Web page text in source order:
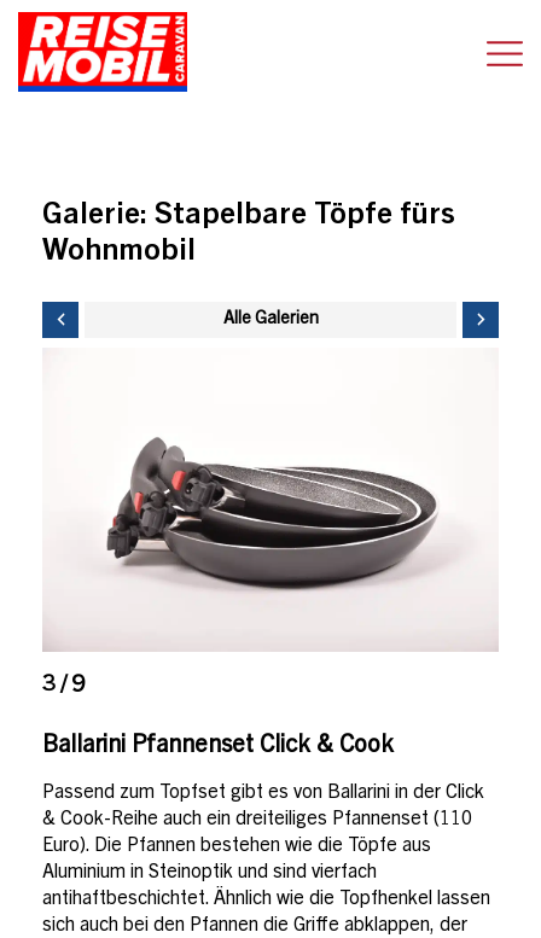
Galerie: Stapelbare Töpfe fürs
Wohnmobil
Alle Galerien
3 / 9
Ballarini Pfannenset Click & Cook
Passend zum Topfset gibt es von Ballarini in der Click
& Cook-Reihe auch ein dreiteiliges Pfannenset (110
Euro). Die Pfannen bestehen wie die Töpfe aus
Aluminium in Steinoptik und sind vierfach
antihaftbeschichtet. Ähnlich wie die Topfhenkel lassen
sich auch bei den Pfannen die Griffe abklappen, der